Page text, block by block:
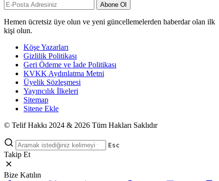
Abone Ol
Hemen ücretsiz üye olun ve yeni güncellemelerden haberdar olan ilk
kişi olun.
Köşe Yazarları
Gizlilik Politikası
Geri Ödeme ve İade Politikası
KVKK Aydınlatma Metni
Üyelik Sözleşmesi
Yayıncılık İlkeleri
Sitemap
Sitene Ekle
© Telif Hakkı 2024 & 2026 Tüm Hakları Saklıdır
Esc
Takip Et
Bize Katılın